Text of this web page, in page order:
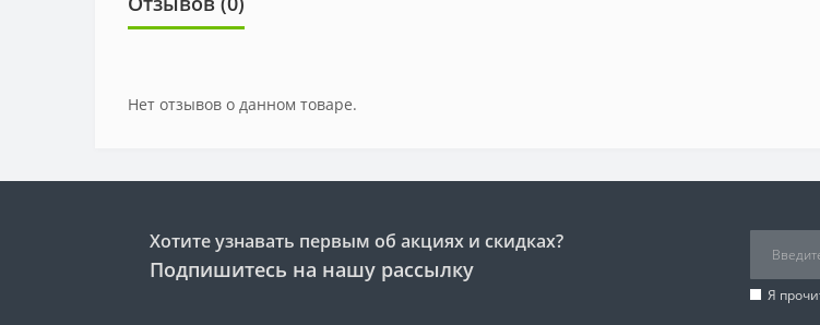
Нет отзывов о данном товаре.
Хотите узнавать первым об акциях и скидках?
Подпишитесь на нашу рассылку
Я